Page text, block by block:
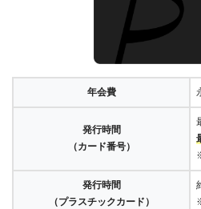
年会費
発行時間
（カード番号）
発行時間
（プラスチックカード）